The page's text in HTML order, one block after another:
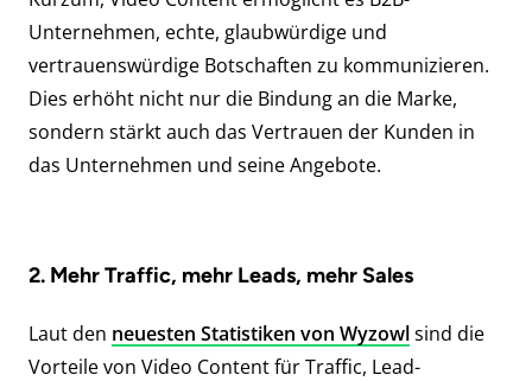
Unternehmen, echte, glaubwürdige und
vertrauenswürdige Botschaften zu kommunizieren.
Dies erhöht nicht nur die Bindung an die Marke,
sondern stärkt auch das Vertrauen der Kunden in
das Unternehmen und seine Angebote.
2. Mehr Traffic, mehr Leads, mehr Sales
Laut den neuesten Statistiken von Wyzowlsind die
Vorteile von Video Content für Traffic, Lead-